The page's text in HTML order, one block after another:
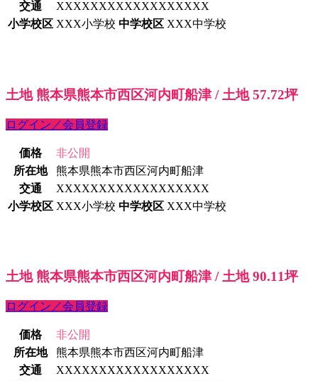
交通
XXXXXXXXXXXXXXXXXX
小学校区 XXX小学校 中学校区 XXX中学校
土地 熊本県熊本市西区河内町船津 / 土地 57.72坪
ログイン／会員登録
価格
非公開
所在地
熊本県熊本市西区河内町船津
交通
XXXXXXXXXXXXXXXXXX
小学校区 XXX小学校 中学校区 XXX中学校
土地 熊本県熊本市西区河内町船津 / 土地 90.11坪
ログイン／会員登録
価格
非公開
所在地
熊本県熊本市西区河内町船津
交通
XXXXXXXXXXXXXXXXXX